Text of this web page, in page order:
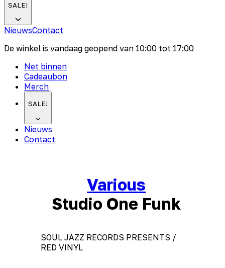
SALE!
NieuwsContact
De winkel is vandaag geopend van 10:00 tot 17:00
Net binnen
Cadeaubon
Merch
SALE!
Nieuws
Contact
Various
Studio One Funk
SOUL JAZZ RECORDS PRESENTS /
RED VINYL